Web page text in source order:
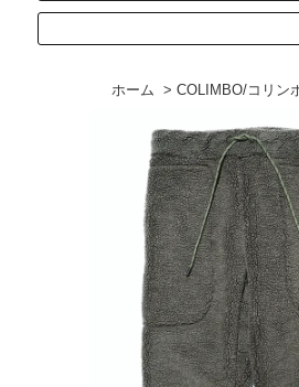
ホーム > COLIMBO/コリン